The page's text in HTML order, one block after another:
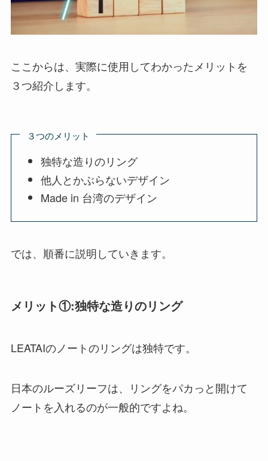
ここからは、実際に使用してわかったメリットを
３つ紹介します。
３つのメリット
独特な造りのリング
他人とかぶらないデザイン
Made in 台湾のデザイン
では、順番に説明していきます。
メリット①:独特な造りのリング
LEATAIのノートのリングは独特です。
日本のルーズリーフは、リングをパカっと開けて
ノートを入れるのが一般的ですよね。